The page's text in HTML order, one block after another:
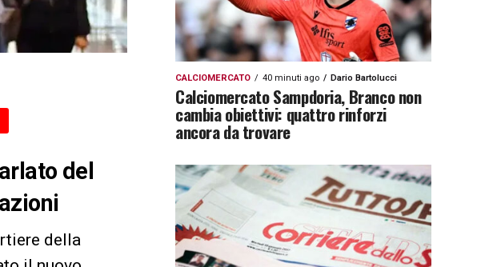
del
della
CALCIOMERCATO 40 minuti ago Dario Bartolucci
Calciomercato Sampdoria, Branco non
cambia obiettivi: quattro rinforzi
ancora da trovare